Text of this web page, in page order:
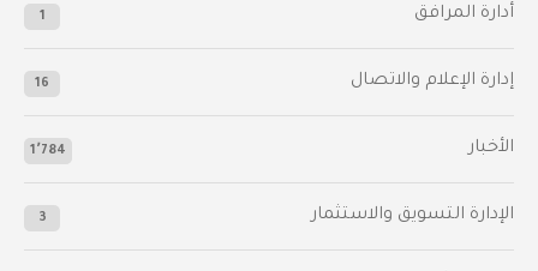
أدارة المرافق 1
إدارة الإعلام والاتصال 16
الأخبار 1٬784
الإدارة التسويق والاستثمار 3